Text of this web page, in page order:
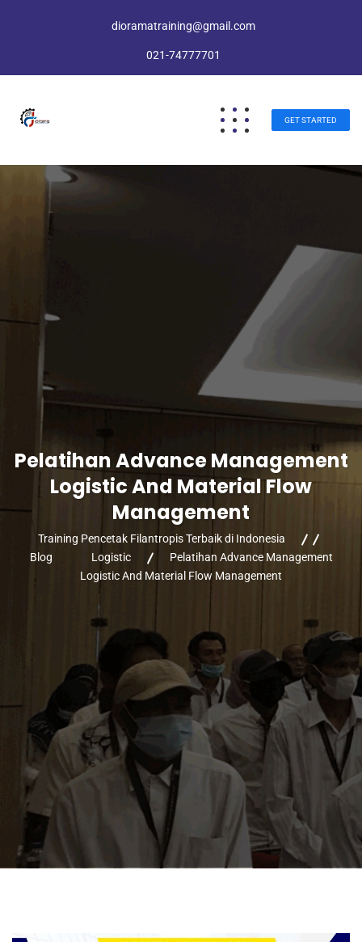
dioramatraining@gmail.com
021-74777701
GET STARTED
Pelatihan Advance Management
Logistic And Material Flow
Management
Training Pencetak Filantropis Terbaik di Indonesia
Blog
Logistic
Pelatihan Advance Management
Logistic And Material Flow Management